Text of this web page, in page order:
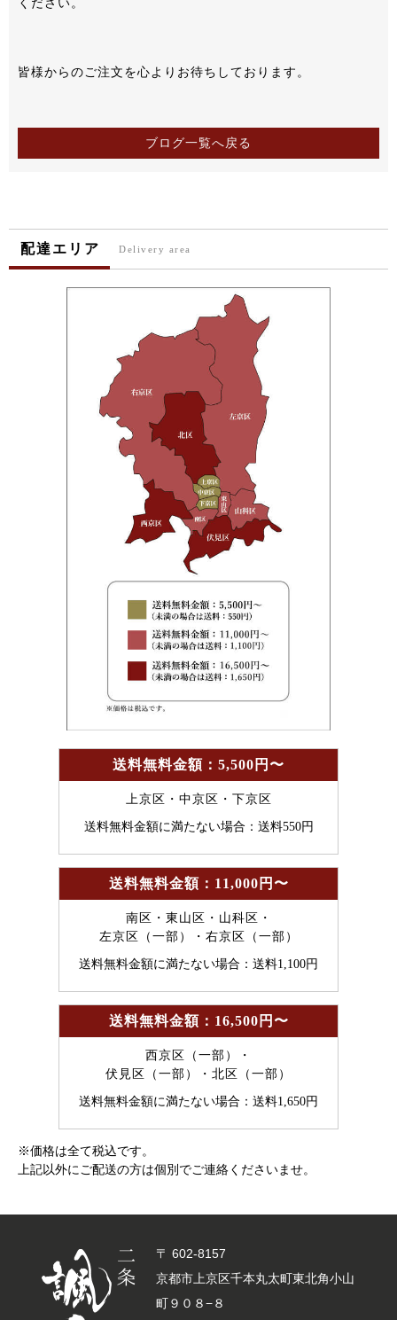
ください。
皆様からのご注文を心よりお待ちしております。
ブログ一覧へ戻る
配達エリア Delivery area
送料無料金額：5,500円〜
上京区・中京区・下京区
送料無料金額に満たない場合：送料550円
送料無料金額：11,000円〜
南区・東山区・山科区・
左京区（一部）・右京区（一部）
送料無料金額に満たない場合：送料1,100円
送料無料金額：16,500円〜
西京区（一部）・
伏見区（一部）・北区（一部）
送料無料金額に満たない場合：送料1,650円
※価格は全て税込です。
上記以外にご配送の方は個別でご連絡くださいませ。
〒 602-8157
京都市上京区千本丸太町東北角小山
町９０８−８